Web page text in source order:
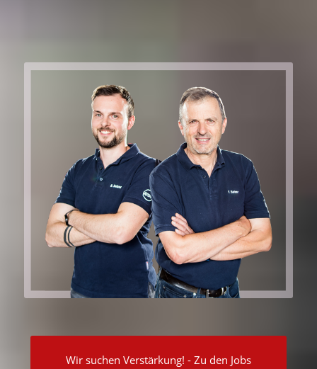
Wir suchen Verstärkung! - Zu den Jobs